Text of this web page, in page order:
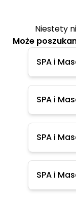
Niestety
Może
SPA i
SPA i
SPA i
SPA i